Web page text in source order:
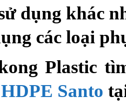
dụng khác
các loại
Plastic
Santo